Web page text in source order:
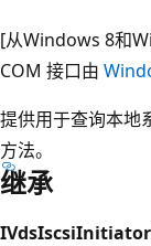
[从Windows 8和
COM 接口由
提供用于查询本地
方法。
继承